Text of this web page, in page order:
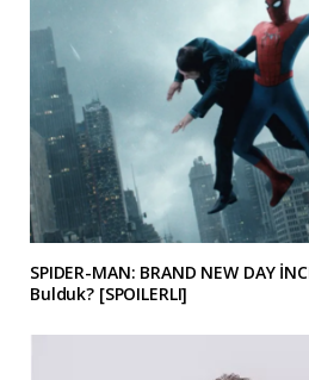
SPIDER-MAN: BRAND NEW DAY
Bulduk? [SPOILERLI]